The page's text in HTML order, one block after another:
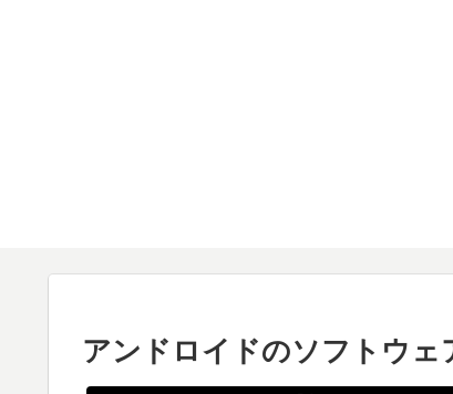
アンドロイドのソフトウェ